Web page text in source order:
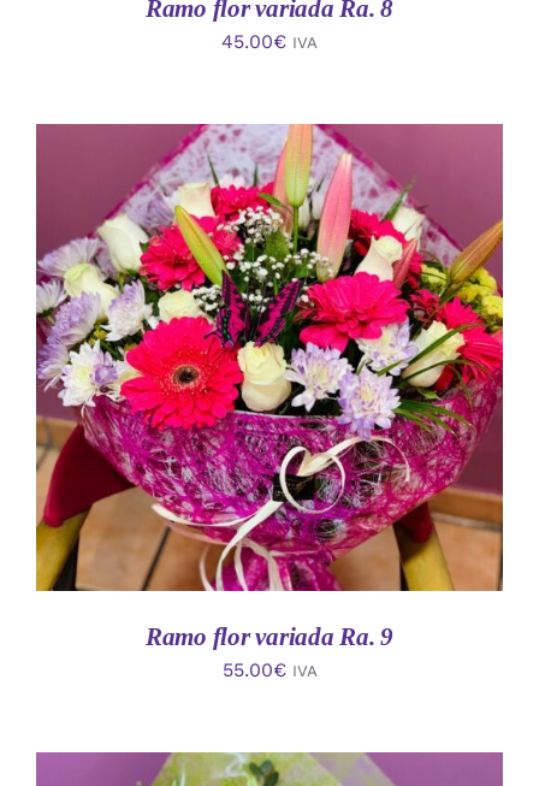
Ramo flor variada Ra. 8
45.00€ IVA
AÑADIR AL CARRITO
/
DETALLES
Ramo flor variada Ra. 9
55.00€ IVA